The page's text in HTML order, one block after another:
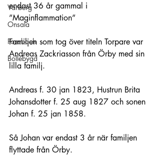
Varberg
Onsala
Ponsbach
Bollebygd
endast 36 år gammal i
”Maginflammation”
Familjen som tog över titeln Torpare var
Andreas Zackriasson från Örby med sin
lilla familj.
Andreas f. 30 jan 1823, Hustrun Brita
Johansdotter f. 25 aug 1827 och sonen
Johan f. 25 jan 1858.
Så Johan var endast 3 år när familjen
flyttade från Örby.